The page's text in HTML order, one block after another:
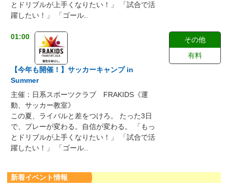
とドリブルが上手くなりたい！」 「試合で活
躍したい！」 「ゴール..
01:00
【今年も開催！】サッカーキャンプ in
Summer
主催：日系スポーツクラブ FRAKIDS《運
動、サッカー教室》
この夏、ライバルと差をつけろ。 たった3日
で、プレーが変わる。自信が変わる。 「もっ
とドリブルが上手くなりたい！」 「試合で活
躍したい！」 「ゴール..
その他
有料
新着イベント情報